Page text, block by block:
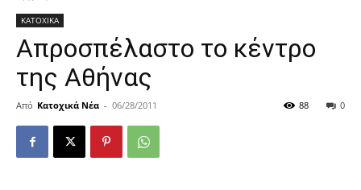
ΚΑΤΟΧΙΚΑ
Απροσπέλαστο το κέντρο
της Αθήνας
Από Κατοχικά Νέα - 06/28/2011 0
88